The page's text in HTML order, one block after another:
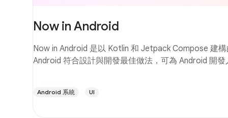
Now in Android
Now in Android 是以 Kotlin 和 Jetpack Compose 建
Android 符合設計與開發最佳做法，可為 Android 開
Android 系統 UI